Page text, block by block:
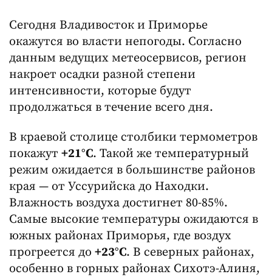
Сегодня Владивосток и Приморье
окажутся во власти непогоды. Согласно
данным ведущих метеосервисов, регион
накроет осадки разной степени
интенсивности, которые будут
продолжаться в течение всего дня.
В краевой столице столбики термометров
покажут +21°C. Такой же температурный
режим ожидается в большинстве районов
края — от Уссурийска до Находки.
Влажность воздуха достигнет 80-85%.
Самые высокие температуры ожидаются в
южных районах Приморья, где воздух
прогреется до +23°C. В северных районах,
особенно в горных районах Сихотэ-Алиня,